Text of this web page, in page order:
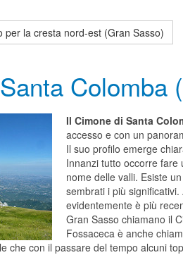
per la cresta nord-est (Gran Sasso)
Colomba
Il Cimone di Santa
accesso e con un
Il suo profilo emerge
Innanzi tutto occorre fare
nome delle valli. Esiste
sembrati i più
evidentemente è più
Gran Sasso chiamano il
Fossaceca è anche
che con il passare del tempo alcuni